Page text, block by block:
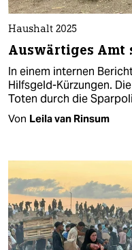
Haushalt 2025
Auswärtiges Amt
In einem internen
Hilfsgeld-Kürzungen.
Toten durch die
Von Leila van Rinsum